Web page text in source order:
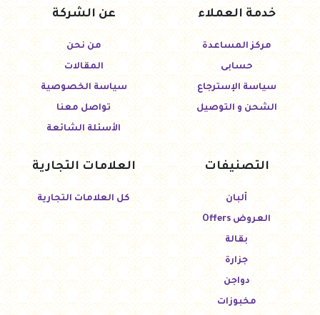
خدمة العملاء
مركز المساعدة
حسابى
سياسة الإسترجاع
الشحن و التوصيل
عن الشركة
من نحن
المقالات
سياسة الخصوصية
تواصل معنا
الأسئلة الشائعة
التصنيفات
ألبان
العروض Offers
بقالة
جزارة
دواجن
مخبوزات
العلامات التجارية
كل العلامات التجارية